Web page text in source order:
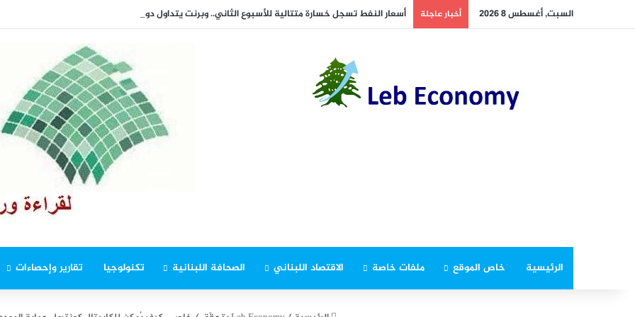
السبت, أغسطس 8 2026 أخبار عاجلة أسعار النفط تسجل خسارة متتالية للأسبوع الثاني.. وبرنت يتداول دون 84 دولاراً
الرئيسية خاص الموقع ملفات خاصة الاقتصاد اللبناني الصحافة اللبنانية تكنولوجيا تقارير وإحصاءات